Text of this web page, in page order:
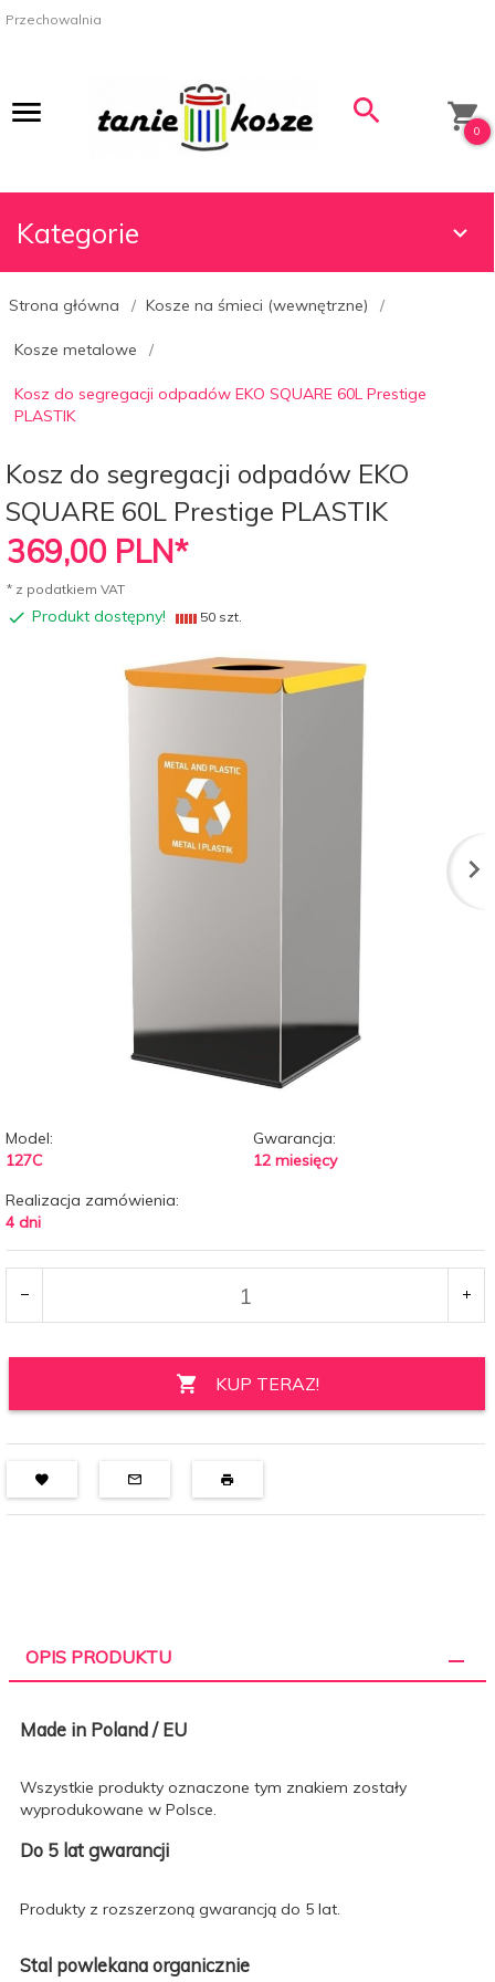
Przechowalnia
0
Kategorie
Strona główna Kosze na śmieci (wewnętrzne)
Kosze metalowe
Kosz do segregacji odpadów EKO SQUARE 60L Prestige
PLASTIK
Kosz do segregacji odpadów EKO
SQUARE 60L Prestige PLASTIK
369,00 PLN*
* z podatkiem VAT
Produkt dostępny! 50 szt.
Model:
127C
Gwarancja:
12 miesięcy
Realizacja zamówienia:
4 dni
KUP TERAZ!
OPIS PRODUKTU
Made in Poland / EU
Wszystkie produkty oznaczone tym znakiem zostały
wyprodukowane w Polsce.
Do 5 lat gwarancji
Produkty z rozszerzoną gwarancją do 5 lat.
Stal powlekana organicznie